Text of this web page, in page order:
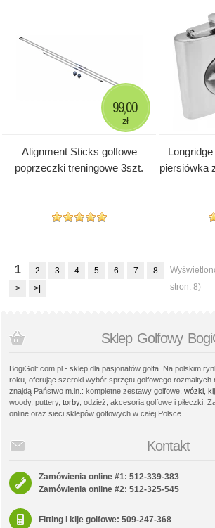
Alignment Sticks golfowe
poprzeczki treningowe 3szt.
99,00
zł
piersiówka
1 2 3 4 5 6 7
8
>
>|
stron: 8)
Sklep Golfowy
BogiGolf.com.pl - sklep dla pasjonatów golfa. Na polskim
roku, oferując szeroki wybór sprzętu golfowego rozmaitych
znajdą Państwo m.in.: kompletne zestawy golfowe, wózki
woody, puttery, torby, odzież, akcesoria golfowe i piłeczki.
online oraz sieci sklepów golfowych w całej Polsce.
Kontakt
Zamówienia online #1: 512-339-383
Zamówienia online #2: 512-325-545
Fitting i kije golfowe: 509-247-368